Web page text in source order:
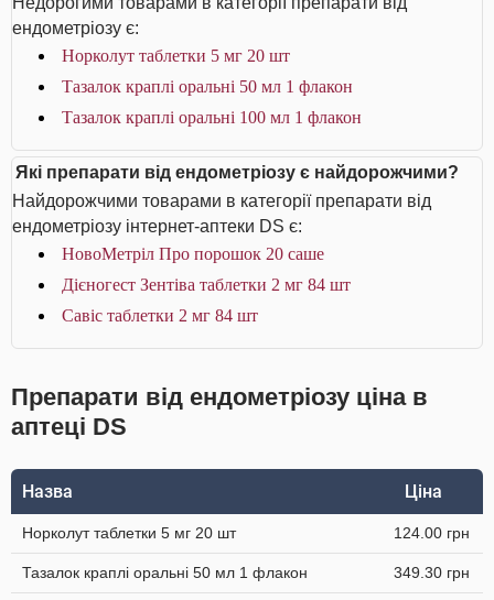
ендометріозу є:
Норколут таблетки 5 мг 20 шт
Тазалок краплі оральні 50 мл 1 флакон
Тазалок краплі оральні 100 мл 1 флакон
Які препарати від ендометріозу є найдорожчими?
Найдорожчими товарами в категорії препарати від
ендометріозу інтернет-аптеки DS є:
НовоМетріл Про порошок 20 саше
Дієногест Зентіва таблетки 2 мг 84 шт
Савіс таблетки 2 мг 84 шт
Препарати від ендометріозу ціна в
аптеці DS
Назва Ціна
Норколут таблетки 5 мг 20 шт 124.00 грн
Тазалок краплі оральні 50 мл 1 флакон 349.30 грн